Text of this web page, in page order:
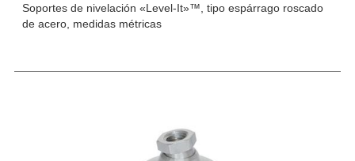
Soportes de nivelación «Level-It»™, tipo espárrago roscado
de acero, medidas métricas